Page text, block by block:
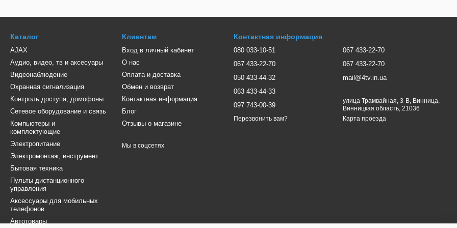
к фильтру, ориентируйтесь на запас, если вам необходимо подключить восемь единиц оборудования, купите модель на девять,
запас.
Вы легко найдетеоригинальные фото товаров
, узнаете основные характеристики и технические данные. Кроме того, на
отзывы от покупателей.
4tv.in.ua Вы получите
товар с официальной гарантией
от производителя, сможете забрать его в точке выдачи или в
предварительно оформив доставку.
такие известные бренды как kingda и другие.
Каталог
AJAX
Аудио, видео, тв и аксесуары
Видеонаблюдение
Охранная сигнализация
Контроль доступа, домофоны
Сетевое оборудование и связь
Компьютеры и
комплектующие
Электропитание
Электромонтаж, инструмент
Бытовая техника
Пульты дистанционного
управления
Аксессуары для мобильных
телефонов
Автотовары
Клиентам
Вход в личный кабинет
О нас
Оплата и доставка
Обмен и возврат
Контактная информация
Блог
Отзывы о магазине
Мы в соцсетях
Контактная информация
080 033-10-51
067 433-22-70
050 433-44-32
063 433-44-33
097 743-00-39
Перезвонить вам?
067 433-22-70
067 433-22-70
mail@4tv.in.ua
улица Трамвайная, 3-В, Винница,
Винницкая область, 21036
Карта проезда